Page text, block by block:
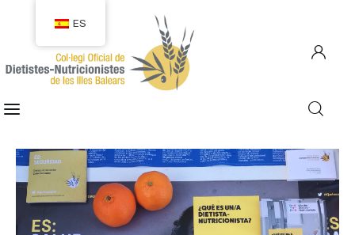
COLEGIADOS
EMPLEO
ES